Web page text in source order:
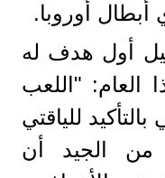
أبطال أوروبا.
أول هدف له
العام: "اللعب
بالتأكيد للياقتي
من الجيد أن